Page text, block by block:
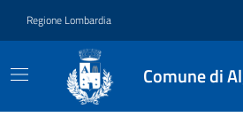
Regione Lombardia
Comune di